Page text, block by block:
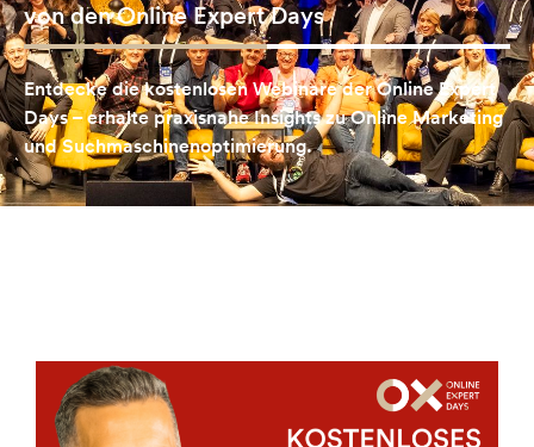
von den Online Expert Days
Entdecke die kostenlosen Webinare der Online Expert
Days – erhalte praxisnahe Insights zu Online Marketing
und Suchmaschinenoptimierung.